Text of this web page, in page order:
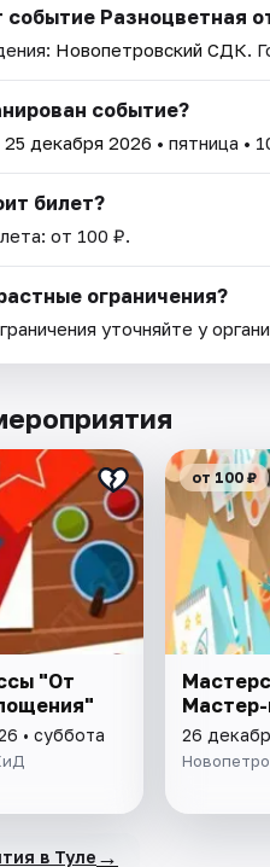
событие Разноцветная
Новопетровский СДК.
событие?
25 декабря 2026 • пятница •
билет?
от 100 ₽.
ограничения?
уточняйте у
"От
• суббота
от 100 ₽
26
в Туле →